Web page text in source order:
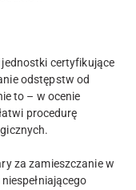
certyfikujące
odstępstw od
to – w ocenie
procedurę
za zamieszczanie w